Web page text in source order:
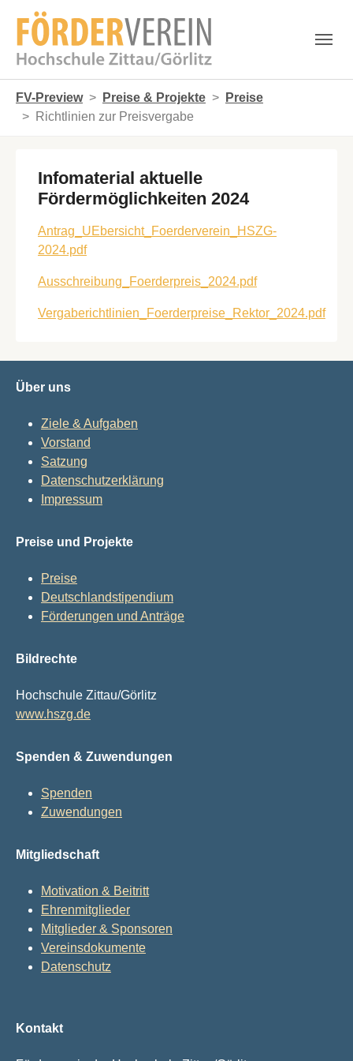
Skip to main navigation
Zum Hauptinhalt springen
Skip to page footer
FV-Preview Preise & Projekte
Preise
Richtlinien zur Preisvergabe
Infomaterial aktuelle
Fördermöglichkeiten 2024
Antrag_UEbersicht_Foerderverein_HSZG-
2024.pdf
Ausschreibung_Foerderpreis_2024.pdf
Vergaberichtlinien_Foerderpreise_Rektor_2024.pdf
Über uns
Ziele & Aufgaben
Vorstand
Satzung
Datenschutzerklärung
Impressum
Preise und Projekte
Preise
Deutschlandstipendium
Förderungen und Anträge
Bildrechte
Hochschule Zittau/Görlitz
www.hszg.de
Spenden & Zuwendungen
Spenden
Zuwendungen
Mitgliedschaft
Motivation & Beitritt
Ehrenmitglieder
Mitglieder & Sponsoren
Vereinsdokumente
Datenschutz
Kontakt